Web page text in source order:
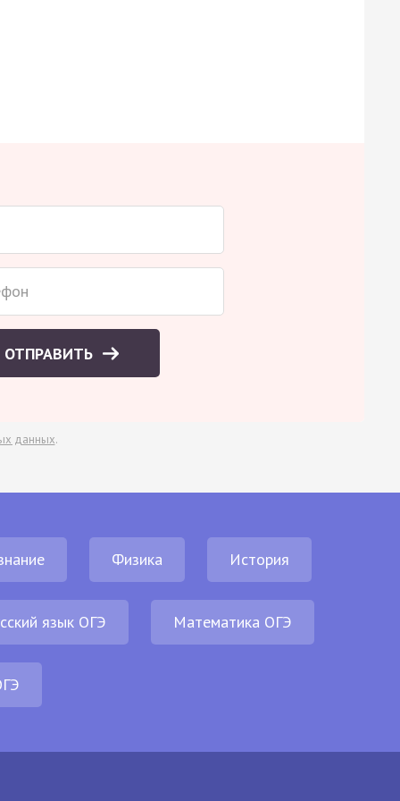
ОТПРАВИТЬ
данных.
Физика История
язык ОГЭ Математика ОГЭ